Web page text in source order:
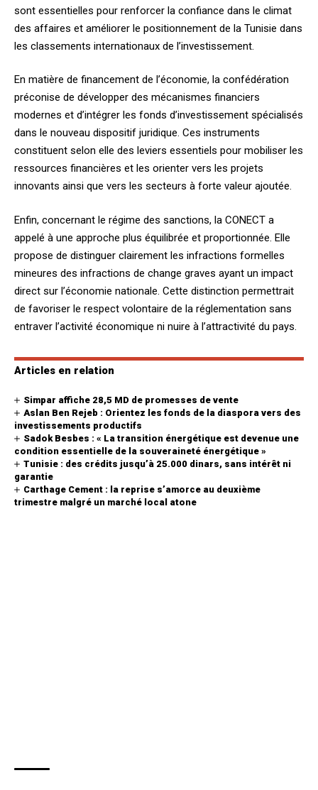
sont essentielles pour renforcer la confiance dans le climat
des affaires et améliorer le positionnement de la Tunisie dans
les classements internationaux de l’investissement.
En matière de financement de l’économie, la confédération
préconise de développer des mécanismes financiers
modernes et d’intégrer les fonds d’investissement spécialisés
dans le nouveau dispositif juridique. Ces instruments
constituent selon elle des leviers essentiels pour mobiliser les
ressources financières et les orienter vers les projets
innovants ainsi que vers les secteurs à forte valeur ajoutée.
Enfin, concernant le régime des sanctions, la CONECT a
appelé à une approche plus équilibrée et proportionnée. Elle
propose de distinguer clairement les infractions formelles
mineures des infractions de change graves ayant un impact
direct sur l’économie nationale. Cette distinction permettrait
de favoriser le respect volontaire de la réglementation sans
entraver l’activité économique ni nuire à l’attractivité du pays.
Articles en relation
Simpar affiche 28,5 MD de promesses de vente
Aslan Ben Rejeb : Orientez les fonds de la diaspora vers des
investissements productifs
Sadok Besbes : « La transition énergétique est devenue une
condition essentielle de la souveraineté énergétique »
Tunisie : des crédits jusqu’à 25.000 dinars, sans intérêt ni
garantie
Carthage Cement : la reprise s’amorce au deuxième
trimestre malgré un marché local atone